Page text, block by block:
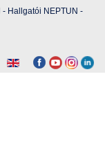
- Hallgatói NEPTUN -